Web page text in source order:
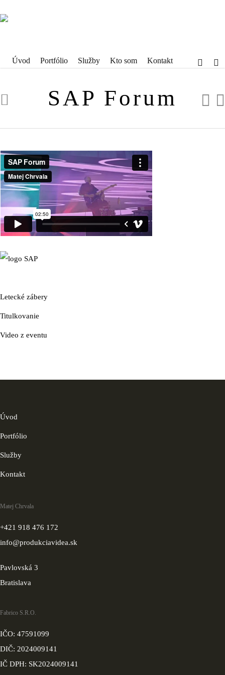
to
Úvod Portfólio Služby Kto som Kontakt facebook
email
SAP Forum
Letecké zábery
Titulkovanie
Video z eventu
Úvod
Portfólio
Služby
Kontakt
Matej Chrvala
+421 918 476 172
info@produkciavidea.sk
Pavlovská 3
Bratislava
Fabrico S.r.o.
IČO: 47591099
DIČ: 2024009141
IČ DPH: SK2024009141